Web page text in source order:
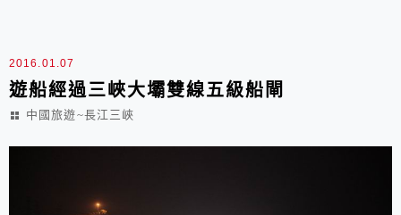
2016.01.07
遊船經過三峽大壩雙線五級船閘
中國旅遊~長江三峽